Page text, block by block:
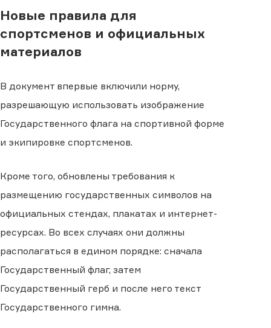
Новые правила для
спортсменов и официальных
материалов
В документ впервые включили норму,
разрешающую использовать изображение
Государственного флага на спортивной форме
и экипировке спортсменов.
Кроме того, обновлены требования к
размещению государственных символов на
официальных стендах, плакатах и интернет-
ресурсах. Во всех случаях они должны
располагаться в едином порядке: сначала
Государственный флаг, затем
Государственный герб и после него текст
Государственного гимна.